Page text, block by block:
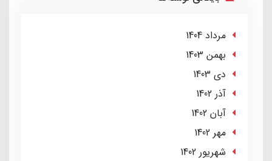
مرداد 1404
بهمن 1403
دی 1403
آذر 1402
آبان 1402
مهر 1402
شهریور 1402